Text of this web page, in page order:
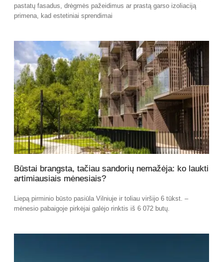
pastatų fasadus, drėgmės pažeidimus ar prastą garso izoliaciją
primena, kad estetiniai sprendimai
Būstai brangsta, tačiau sandorių nemažėja: ko laukti
artimiausiais mėnesiais?
Liepą pirminio būsto pasiūla Vilniuje ir toliau viršijo 6 tūkst. –
mėnesio pabaigoje pirkėjai galėjo rinktis iš 6 072 butų.